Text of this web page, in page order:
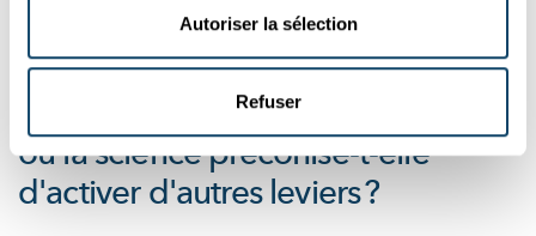
Autoriser la sélection
Refuser
sont-elles vraiment le meilleur
moyen de renforcer le pouvoir
d'achat et de stimuler l'économie –
ou la science préconise-t-elle
d'activer d'autres leviers ?